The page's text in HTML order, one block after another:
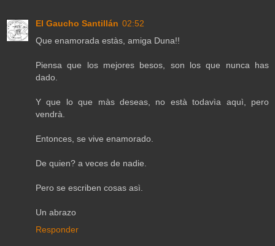
El Gaucho Santillán 02:52
Que enamorada estàs, amiga Duna!!
Piensa que los mejores besos, son los que nunca has
dado.
Y que lo que màs deseas, no està todavìa aquì, pero
vendrà.
Entonces, se vive enamorado.
De quien? a veces de nadie.
Pero se escriben cosas asì.
Un abrazo
Responder